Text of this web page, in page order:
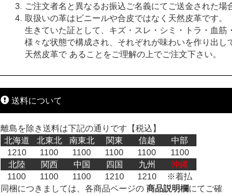
ご注文者名と異なるお振込ご名義にてご送金された場
取扱いの革はビニールや合皮ではなく天然皮革です。
生きていた証として、キズ・スレ・シミ・トラ・血筋
様々な状態で構成され、それぞれが味わいを作り出し
天然皮革で あることをご理解の上でご注文下さい。
送料について
離島を除き送料は下記の通りです【税込】
北海道
北東北 南東北 関東 信越
中部
1210
1100 1100 1100 1100
1100
北陸
関西 中国 四国 九州
沖縄
1100
1100 1100 1210 1210
※着払
同梱につきましては、各商品ページの 商品説明欄にてご確